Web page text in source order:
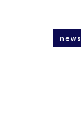
news